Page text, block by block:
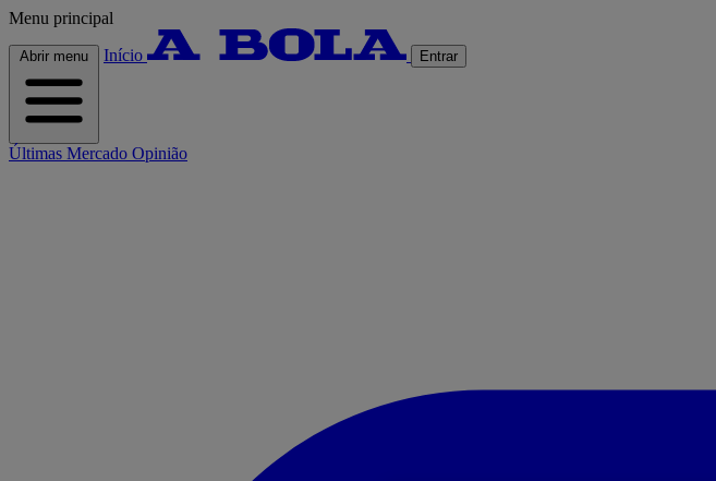
Menu principal
Abrir menu Início Entrar
Últimas Mercado Opinião